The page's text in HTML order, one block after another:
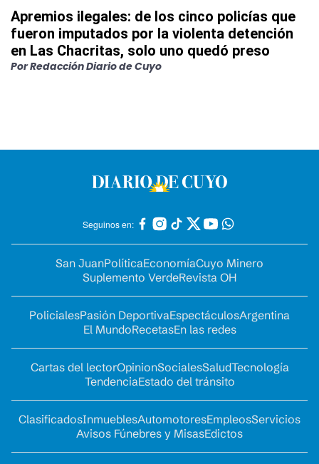
Apremios ilegales: de los cinco policías que
fueron imputados por la violenta detención
en Las Chacritas, solo uno quedó preso
PorRedacción Diario de Cuyo
Seguinos en:
San JuanPolíticaEconomíaCuyo Minero
Suplemento VerdeRevista OH
PolicialesPasión DeportivaEspectáculosArgentina
El MundoRecetasEn las redes
Cartas del lectorOpinionSocialesSaludTecnología
TendenciaEstado del tránsito
ClasificadosInmueblesAutomotoresEmpleosServicios
Avisos Fúnebres y MisasEdictos